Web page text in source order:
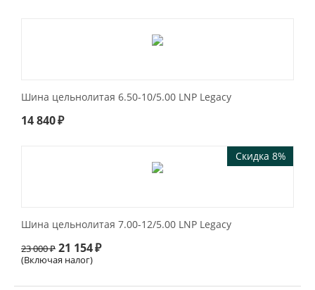
Шина цельнолитая 6.50-10/5.00 LNP Legacy
14 840₽
Скидка 8%
Шина цельнолитая 7.00-12/5.00 LNP Legacy
23 000₽ 21 154₽
(Включая налог)